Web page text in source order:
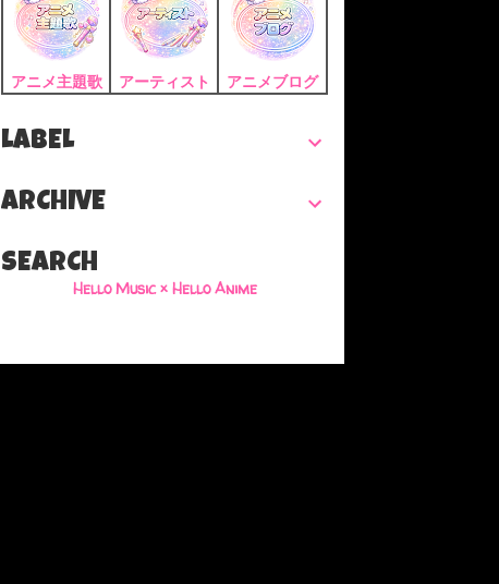
アニメ主題歌 アーティスト アニメブログ
LABEL
ARCHIVE
SEARCH
Hello Music × Hello Anime